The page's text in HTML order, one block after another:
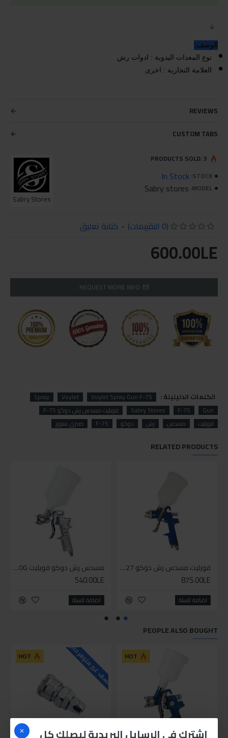
اشترك في الرسايل البريدية ليصلك كل
الوصف:
نوع المعدات اليدوية : ادوات رش
العلامة التجارية : اخرى
REVIEWS
CUSTOM TABS
STOCK:
In Stock
MODEL:
Sabry stores
Sabry Stores
PRODUCTS SOLD: 3
(0 التقييمات) - كتابة تعليق
600.00LE
REQUEST MORE INFO
الكلمات الدليليلة : Voylet Spray Gun F-75
Voylet
Spray
Gun
F-75
Sabry Stores
فويليت مسدس رش دوكو F-75
فويليت
مسدس رش دوكو F-75 صبري ستورز
RELATED PRODUCTS
فويليت مسدس رش دوكو H-827
875.00LE
اضافة للسلة
مسدس رش دوكو فويليت S-990G
540.00LE
اضافة للسلة
PEOPLE ALSO BOUGHT
HOT
HOT للاسف غير متوفر حاليا